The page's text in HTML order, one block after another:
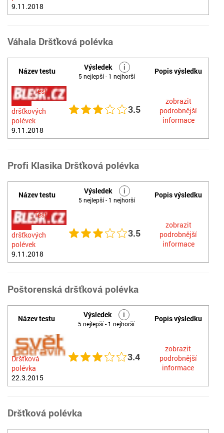
9.11.2018
Váhala Dršťková polévka
Název testu Výsledek i
5 nejlepší - 1 nejhorší
Popis výsledku
Test
dršťkových
polévek
9.11.2018
3.5
zobrazit
podrobnější
informace
Profi Klasika Dršťková polévka
Název testu Výsledek i
5 nejlepší - 1 nejhorší
Popis výsledku
Test
dršťkových
polévek
9.11.2018
3.5
zobrazit
podrobnější
informace
Poštorenská dršťková polévka
Název testu Výsledek i
5 nejlepší - 1 nejhorší
Popis výsledku
Dršťková
polévka
22.3.2015
3.4
zobrazit
podrobnější
informace
Dršťková polévka